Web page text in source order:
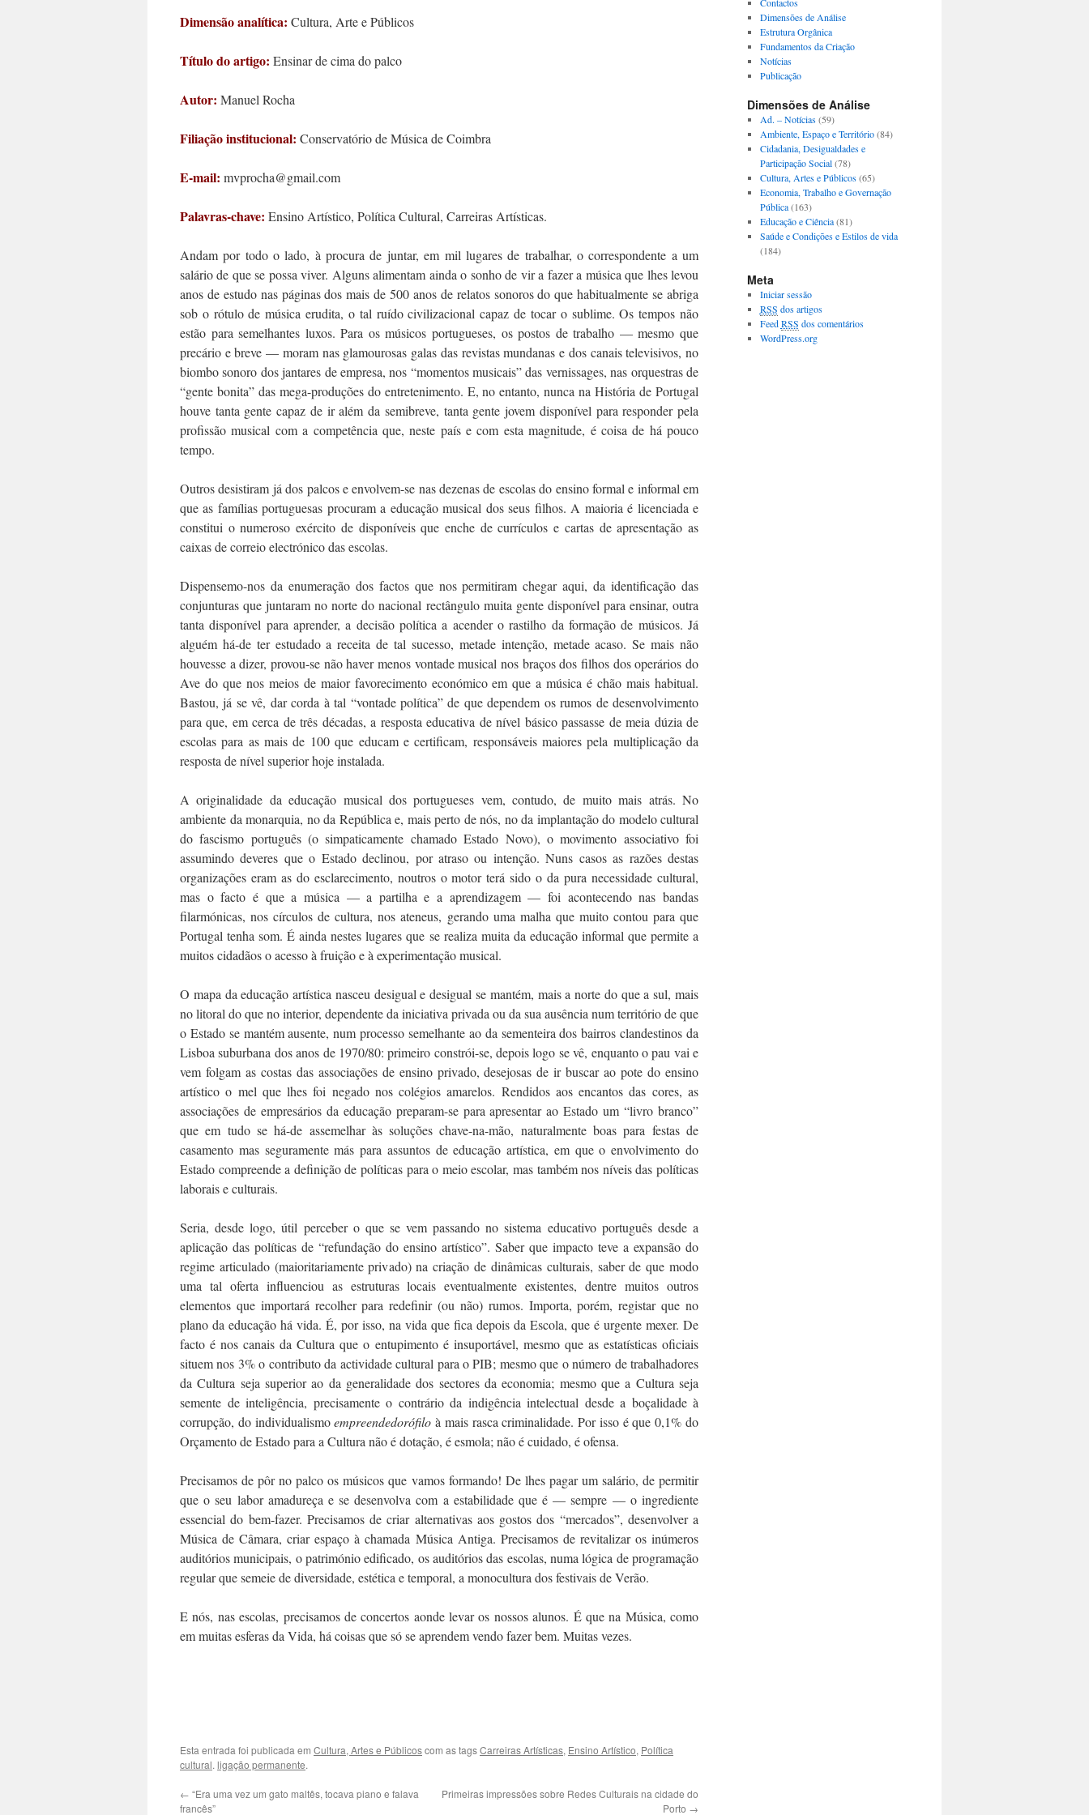
Dimensão analítica: Cultura, Arte e Públicos
Título do artigo: Ensinar de cima do palco
Autor: Manuel Rocha
Filiação institucional: Conservatório de Música de Coimbra
E-mail: mvprocha@gmail.com
Palavras-chave: Ensino Artístico, Política Cultural, Carreiras Artísticas.
Andam por todo o lado, à procura de juntar, em mil lugares de trabalhar, o correspondente a um
salário de que se possa viver. Alguns alimentam ainda o sonho de vir a fazer a música que lhes levou
anos de estudo nas páginas dos mais de 500 anos de relatos sonoros do que habitualmente se abriga
sob o rótulo de música erudita, o tal ruído civilizacional capaz de tocar o sublime. Os tempos não
estão para semelhantes luxos. Para os músicos portugueses, os postos de trabalho — mesmo que
precário e breve — moram nas glamourosas galas das revistas mundanas e dos canais televisivos, no
biombo sonoro dos jantares de empresa, nos “momentos musicais” das vernissages, nas orquestras de
“gente bonita” das mega-produções do entretenimento. E, no entanto, nunca na História de Portugal
houve tanta gente capaz de ir além da semibreve, tanta gente jovem disponível para responder pela
profissão musical com a competência que, neste país e com esta magnitude, é coisa de há pouco
tempo.
Outros desistiram já dos palcos e envolvem-se nas dezenas de escolas do ensino formal e informal em
que as famílias portuguesas procuram a educação musical dos seus filhos. A maioria é licenciada e
constitui o numeroso exército de disponíveis que enche de currículos e cartas de apresentação as
caixas de correio electrónico das escolas.
Dispensemo-nos da enumeração dos factos que nos permitiram chegar aqui, da identificação das
conjunturas que juntaram no norte do nacional rectângulo muita gente disponível para ensinar, outra
tanta disponível para aprender, a decisão política a acender o rastilho da formação de músicos. Já
alguém há-de ter estudado a receita de tal sucesso, metade intenção, metade acaso. Se mais não
houvesse a dizer, provou-se não haver menos vontade musical nos braços dos filhos dos operários do
Ave do que nos meios de maior favorecimento económico em que a música é chão mais habitual.
Bastou, já se vê, dar corda à tal “vontade política” de que dependem os rumos de desenvolvimento
para que, em cerca de três décadas, a resposta educativa de nível básico passasse de meia dúzia de
escolas para as mais de 100 que educam e certificam, responsáveis maiores pela multiplicação da
resposta de nível superior hoje instalada.
A originalidade da educação musical dos portugueses vem, contudo, de muito mais atrás. No
ambiente da monarquia, no da República e, mais perto de nós, no da implantação do modelo cultural
do fascismo português (o simpaticamente chamado Estado Novo), o movimento associativo foi
assumindo deveres que o Estado declinou, por atraso ou intenção. Nuns casos as razões destas
organizações eram as do esclarecimento, noutros o motor terá sido o da pura necessidade cultural,
mas o facto é que a música — a partilha e a aprendizagem — foi acontecendo nas bandas
filarmónicas, nos círculos de cultura, nos ateneus, gerando uma malha que muito contou para que
Portugal tenha som. É ainda nestes lugares que se realiza muita da educação informal que permite a
muitos cidadãos o acesso à fruição e à experimentação musical.
O mapa da educação artística nasceu desigual e desigual se mantém, mais a norte do que a sul, mais
no litoral do que no interior, dependente da iniciativa privada ou da sua ausência num território de que
o Estado se mantém ausente, num processo semelhante ao da sementeira dos bairros clandestinos da
Lisboa suburbana dos anos de 1970/80: primeiro constrói-se, depois logo se vê, enquanto o pau vai e
vem folgam as costas das associações de ensino privado, desejosas de ir buscar ao pote do ensino
artístico o mel que lhes foi negado nos colégios amarelos. Rendidos aos encantos das cores, as
associações de empresários da educação preparam-se para apresentar ao Estado um “livro branco”
que em tudo se há-de assemelhar às soluções chave-na-mão, naturalmente boas para festas de
casamento mas seguramente más para assuntos de educação artística, em que o envolvimento do
Estado compreende a definição de políticas para o meio escolar, mas também nos níveis das políticas
laborais e culturais.
Seria, desde logo, útil perceber o que se vem passando no sistema educativo português desde a
aplicação das políticas de “refundação do ensino artístico”. Saber que impacto teve a expansão do
regime articulado (maioritariamente privado) na criação de dinâmicas culturais, saber de que modo
uma tal oferta influenciou as estruturas locais eventualmente existentes, dentre muitos outros
elementos que importará recolher para redefinir (ou não) rumos. Importa, porém, registar que no
plano da educação há vida. É, por isso, na vida que fica depois da Escola, que é urgente mexer. De
facto é nos canais da Cultura que o entupimento é insuportável, mesmo que as estatísticas oficiais
situem nos 3% o contributo da actividade cultural para o PIB; mesmo que o número de trabalhadores
da Cultura seja superior ao da generalidade dos sectores da economia; mesmo que a Cultura seja
semente de inteligência, precisamente o contrário da indigência intelectual desde a boçalidade à
corrupção, do individualismoempreendedorófilo à mais rasca criminalidade. Por isso é que 0,1% do
Orçamento de Estado para a Cultura não é dotação, é esmola; não é cuidado, é ofensa.
Precisamos de pôr no palco os músicos que vamos formando! De lhes pagar um salário, de permitir
que o seu labor amadureça e se desenvolva com a estabilidade que é — sempre — o ingrediente
essencial do bem-fazer. Precisamos de criar alternativas aos gostos dos “mercados”, desenvolver a
Música de Câmara, criar espaço à chamada Música Antiga. Precisamos de revitalizar os inúmeros
auditórios municipais, o património edificado, os auditórios das escolas, numa lógica de programação
regular que semeie de diversidade, estética e temporal, a monocultura dos festivais de Verão.
E nós, nas escolas, precisamos de concertos aonde levar os nossos alunos. É que na Música, como
em muitas esferas da Vida, há coisas que só se aprendem vendo fazer bem. Muitas vezes.
Esta entrada foi publicada em Cultura, Artes e Públicoscom as tagsCarreiras Artísticas, Ensino Artístico, Política
cultural. ligação permanente.
← “Era uma vez um gato maltês, tocava piano e falava
francês”
Primeiras impressões sobre Redes Culturais na cidade do
Porto →
Dimensões de Análise
Estrutura Orgânica
Fundamentos da Criação
Notícias
Publicação
Dimensões de Análise
Ad. – Notícias(59)
Ambiente, Espaço e Território(84)
Cidadania, Desigualdades e
Participação Social(78)
Cultura, Artes e Públicos(65)
Economia, Trabalho e Governação
Pública(163)
Educação e Ciência(81)
Saúde e Condições e Estilos de vida
(184)
Meta
Iniciar sessão
RSS dos artigos
FeedRSS dos comentários
WordPress.org